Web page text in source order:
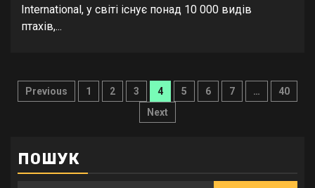
International, у світі існує понад 10 000 видів
птахів,...
Пагінація
Previous 1 2 3 4 5 6 7 …
40
Next
ПОШУК